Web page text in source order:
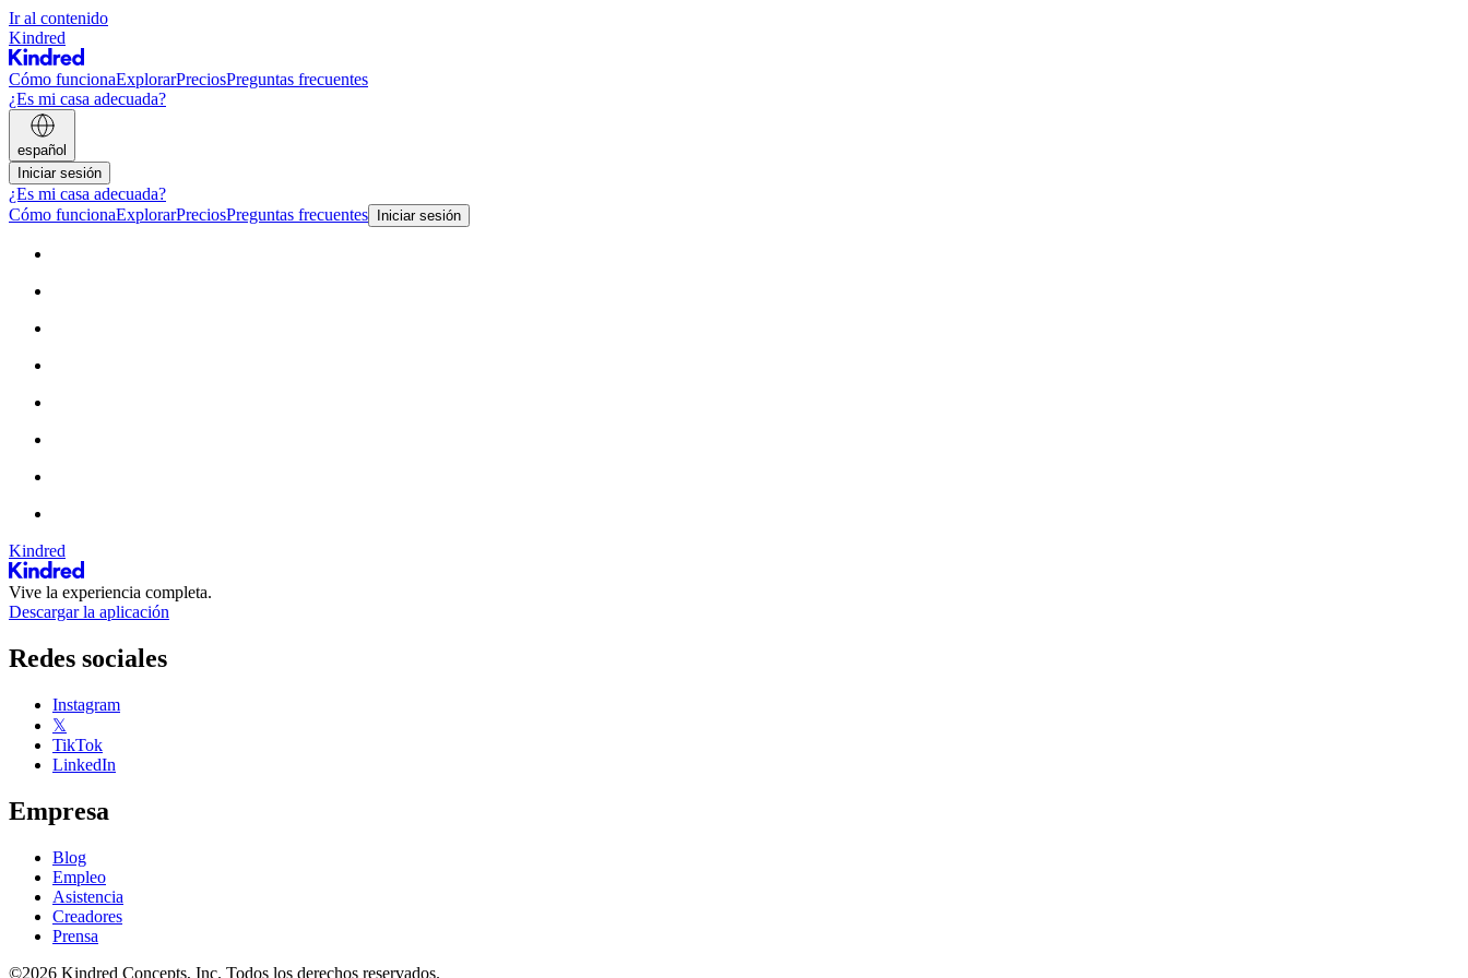
Ir al contenido
Kindred
Cómo funcionaExplorarPreciosPreguntas frecuentes
¿Es mi casa adecuada?
español
Iniciar sesión
¿Es mi casa adecuada?
Cómo funcionaExplorarPreciosPreguntas frecuentes Iniciar sesión
Kindred
Vive la experiencia completa.
Descargar la aplicación
Redes sociales
Instagram
𝕏
TikTok
LinkedIn
Empresa
Blog
Empleo
Asistencia
Creadores
Prensa
©2026 Kindred Concepts, Inc. Todos los derechos reservados.